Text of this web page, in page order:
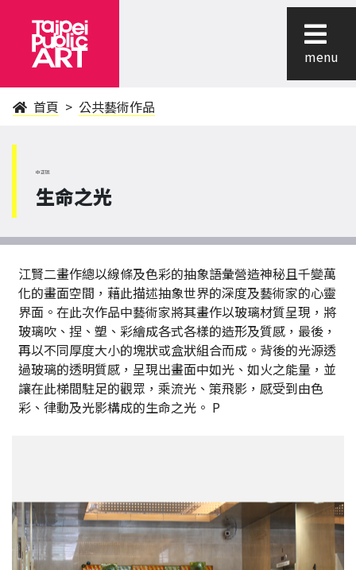
menu
首頁 公共藝術作品
中正區
生命之光
江賢二畫作總以線條及色彩的抽象語彙營造神秘且千變萬
化的畫面空間，藉此描述抽象世界的深度及藝術家的心靈
界面。在此次作品中藝術家將其畫作以玻璃材質呈現，將
玻璃吹、捏、塑、彩繪成各式各樣的造形及質感，最後，
再以不同厚度大小的塊狀或盒狀組合而成。背後的光源透
過玻璃的透明質感，呈現出畫面中如光、如火之能量，並
讓在此梯間駐足的觀眾，乘流光、策飛影，感受到由色
彩、律動及光影構成的生命之光。 P